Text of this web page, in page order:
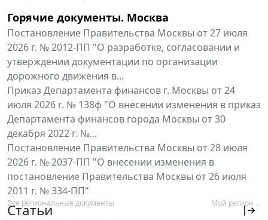
Горячие документы. Москва
Постановление Правительства Москвы от 27 июля
2026 г. № 2012-ПП "О разработке, согласовании и
утверждении документации по организации
дорожного движения в...
Приказ Департамента финансов г. Москвы от 24
июля 2026 г. № 138ф "О внесении изменения в приказ
Департамента финансов города Москвы от 30
декабря 2022 г. №...
Постановление Правительства Москвы от 28 июля
2026 г. № 2037-ПП "О внесении изменения в
постановление Правительства Москвы от 26 июля
2011 г. № 334-ПП"
Все региональные документы Мой регион ...
Статьи